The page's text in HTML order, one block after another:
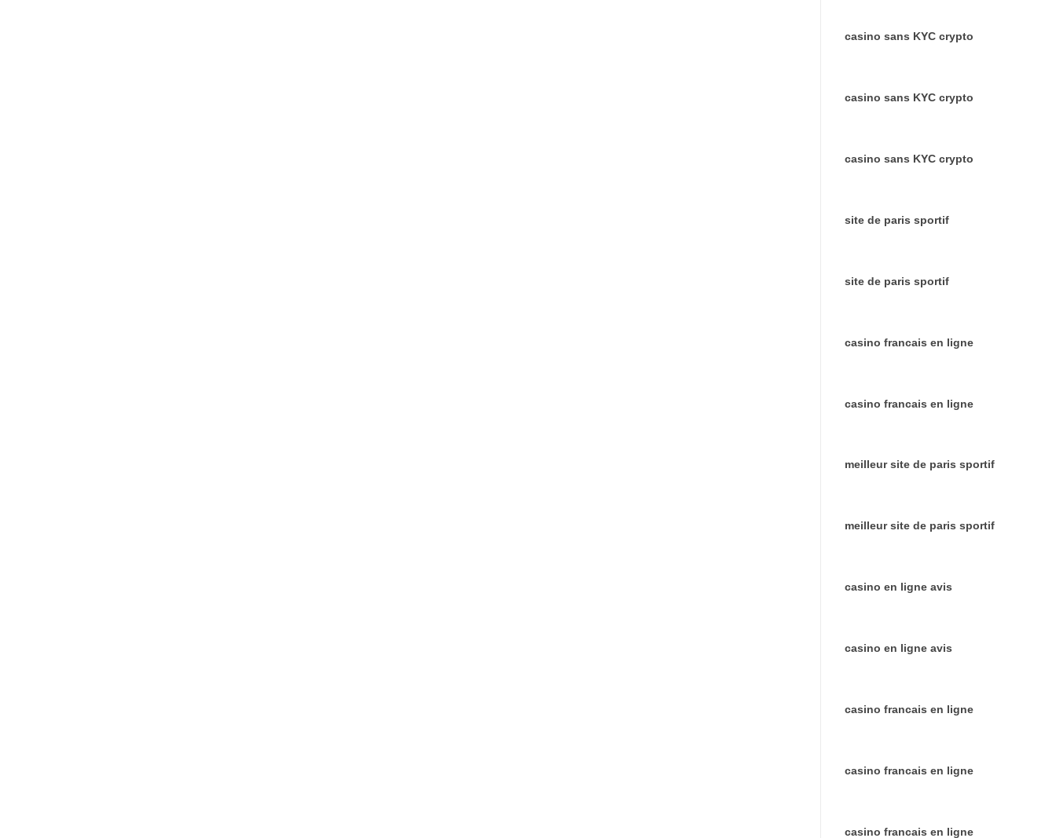
casino sans KYC crypto
casino sans KYC crypto
casino sans KYC crypto
site de paris sportif
site de paris sportif
casino francais en ligne
casino francais en ligne
meilleur site de paris sportif
meilleur site de paris sportif
casino en ligne avis
casino en ligne avis
casino francais en ligne
casino francais en ligne
casino francais en ligne